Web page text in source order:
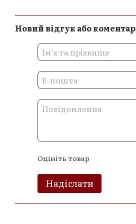
Новий відгук або коментар
Оцініть товар
Надіслати